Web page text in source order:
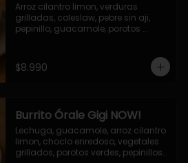
Arroz cilantro limon, verduras
grilladas, coleslaw, pebre sin aji,
pepinillo, guacamole, porotos
$8.990
Burrito Órale Gigi NOW!
Lechuga, guacamole, arroz cilantro
limon, choclo enredoso, vegetales
grillados, porotos verdes, pepinillos